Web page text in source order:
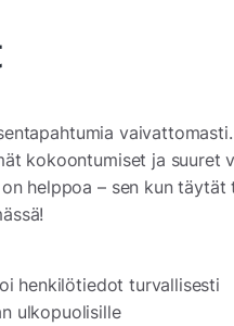
kokoontumiset ja suuret
helppoa – sen kun
henkilötiedot turvallisesti
ulkopuolisille